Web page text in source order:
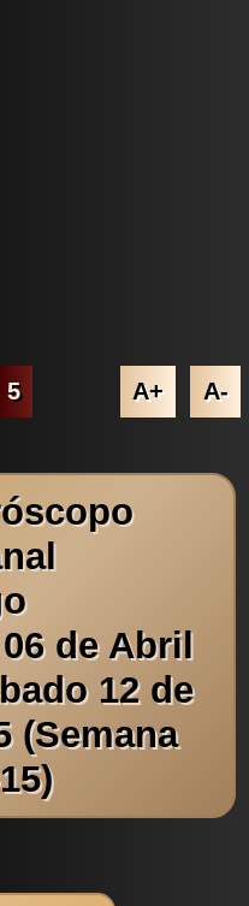
5 A+ A-
de Abril
12 de
(Semana